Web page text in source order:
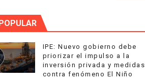
IPE: Nuevo gobierno debe
priorizar el impulso a la
inversión privada y medidas
contra fenómeno El Niño